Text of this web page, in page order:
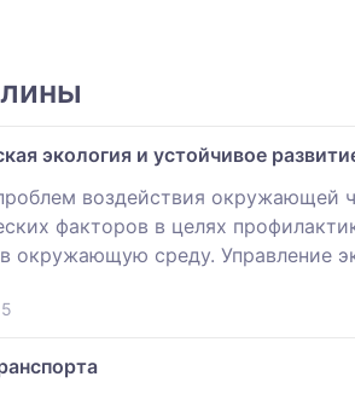
экология и устойчивое
воздействия окружающей
факторов в целях
окружающую среду. Управление